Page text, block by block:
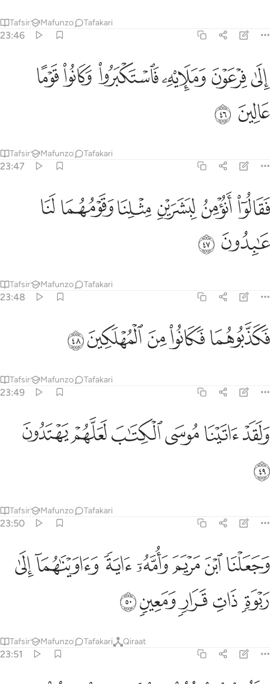
Tafsir Mafunzo Tafakari
23:46
الى فرعون ومليه فاستكبروا وكانوا قوما عالين ٤٦
إِلَىٰ فِرْعَوْنَ وَمَلَإِي۟هِۦ فَٱسْتَكْبَرُوا۟ وَكَانُوا۟ قَوْمًا عَالِينَ ٤٦
ﱩﱪﱫﱬﱭﱮ
ﱯ ﱰ
Tafsir Mafunzo Tafakari
23:47
فقالوا انومن لبشرين مثلنا وقومهما لنا عابدون ٤٧
فَقَالُوٓا۟ أَنُؤْمِنُ لِبَشَرَيْنِ مِثْلِنَا وَقَوْمُهُمَا لَنَا عَـٰبِدُونَ ٤٧
ﱱﱲﱳﱴﱵﱶ
ﱷﱸ
Tafsir Mafunzo Tafakari
23:48
فكذبوهما فكانوا من المهلكين ٤٨
فَكَذَّبُوهُمَا فَكَانُوا۟ مِنَ ٱلْمُهْلَكِينَ ٤٨
ﱹﱺﱻﱼﱽ
Tafsir Mafunzo Tafakari
23:49
ولقد اتينا موسى الكتاب لعلهم يهتدون ٤٩
وَلَقَدْ ءَاتَيْنَا مُوسَى ٱلْكِتَـٰبَ لَعَلَّهُمْ يَهْتَدُونَ ٤٩
ﱾﱿﲀﲁﲂﲃ
ﲄ
Tafsir Mafunzo Tafakari
23:50
وجعلنا ابن مريم وامه اية واويناهما الى ربوة ذات قرار ومعين ٥٠
وَجَعَلْنَا ٱبْنَ مَرْيَمَ وَأُمَّهُۥٓ ءَايَةًۭ وَءَاوَيْنَـٰهُمَآ إِلَىٰ رَبْوَةٍۢ ذَاتِ قَرَارٍۢ
ﲅﲆﲇﲈﲉﲊﲋ
ﲌﲍﲎﲏﲐ
Tafsir Mafunzo Tafakari Qiraat
23:51